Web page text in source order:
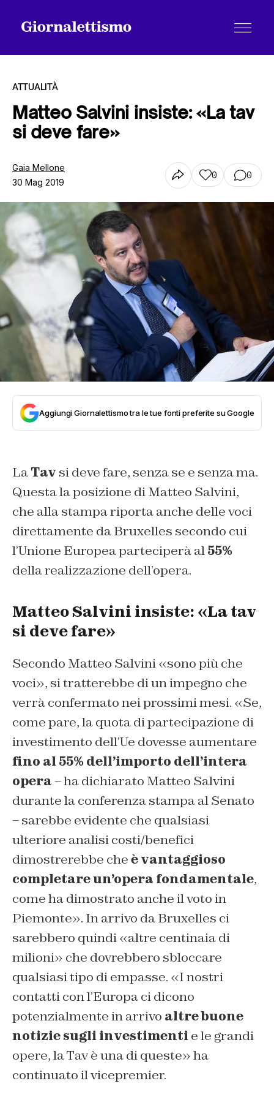
Tutti gli articoli
Chi siamo
Contatti
ATTUALITÀ
Matteo Salvini insiste: «La tav
si deve fare»
Gaia Mellone
30 Mag 2019
0 0
Aggiungi Giornalettismo tra le tue fonti preferite su Google
LaTav si deve fare, senza se e senza ma.
Questa la posizione di Matteo Salvini,
che alla stampa riporta anche delle voci
direttamente da Bruxelles secondo cui
l’Unione Europea parteciperà al55%
della realizzazione dell’opera.
Matteo Salvini insiste: «La tav
si deve fare»
Secondo Matteo Salvini «sono più che
voci», si tratterebbe di un impegno che
verrà confermato nei prossimi mesi. «Se,
come pare, la quota di partecipazione di
investimento dell’Ue dovesse aumentare
fino al 55% dell’importo dell’intera
opera– ha dichiarato Matteo Salvini
durante la conferenza stampa al Senato
– sarebbe evidente che qualsiasi
ulteriore analisi costi/benefici
dimostrerebbe cheè vantaggioso
completare un’opera fondamentale,
come ha dimostrato anche il voto in
Piemonte». In arrivo da Bruxelles ci
sarebbero quindi «altre centinaia di
milioni» che dovrebbero sbloccare
qualsiasi tipo di empasse. «I nostri
contatti con l’Europa ci dicono
potenzialmente in arrivo altre buone
notizie sugli investimenti e le grandi
opere, la Tav è una di queste» ha
continuato il vicepremier.